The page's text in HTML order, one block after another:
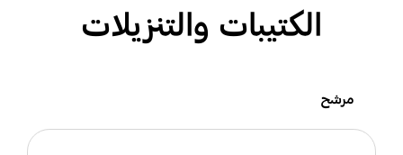
الكتيبات والتنزيلات
مرشح